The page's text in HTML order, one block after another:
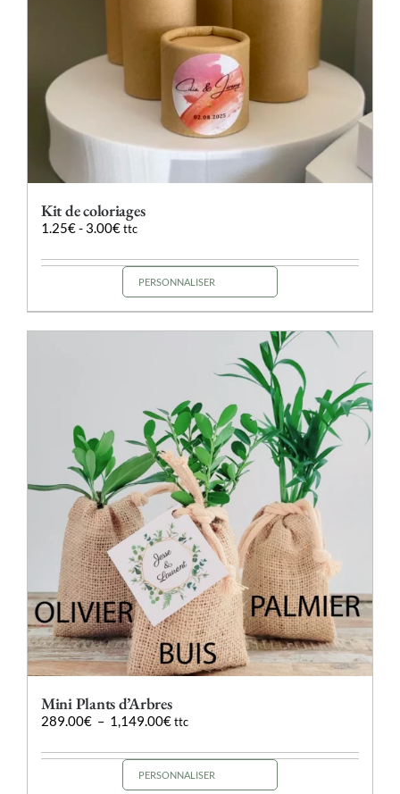
Kit de coloriages
1.25€- 3.00€ ttc
PERSONNALISER
Mini Plants d’Arbres
289.00€ – 1,149.00€Plage
prix :
289.00€
ttc
PERSONNALISER
Ce